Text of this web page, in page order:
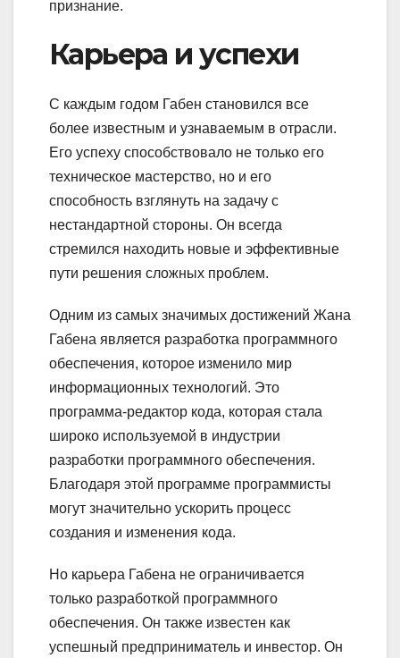
признание.
Карьера и успехи
С каждым годом Габен становился все
более известным и узнаваемым в отрасли.
Его успеху способствовало не только его
техническое мастерство, но и его
способность взглянуть на задачу с
нестандартной стороны. Он всегда
стремился находить новые и эффективные
пути решения сложных проблем.
Одним из самых значимых достижений Жана
Габена является разработка программного
обеспечения, которое изменило мир
информационных технологий. Это
программа-редактор кода, которая стала
широко используемой в индустрии
разработки программного обеспечения.
Благодаря этой программе программисты
могут значительно ускорить процесс
создания и изменения кода.
Но карьера Габена не ограничивается
только разработкой программного
обеспечения. Он также известен как
успешный предприниматель и инвестор. Он